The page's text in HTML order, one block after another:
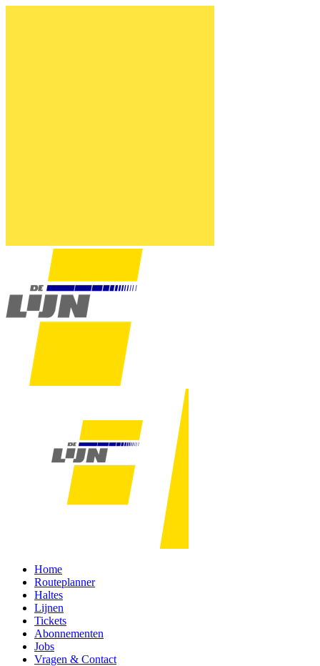
Home
Routeplanner
Haltes
Lijnen
Tickets
Abonnementen
Jobs
Vragen & Contact